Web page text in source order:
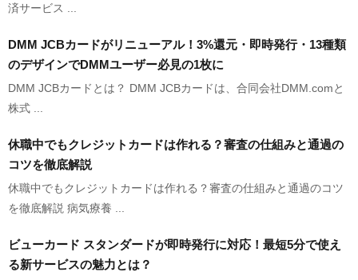
済サービス ...
DMM JCBカードがリニューアル！3%還元・即時発行・13種類
のデザインでDMMユーザー必見の1枚に
DMM JCBカードとは？ DMM JCBカードは、合同会社DMM.comと
株式 ...
休職中でもクレジットカードは作れる？審査の仕組みと通過の
コツを徹底解説
休職中でもクレジットカードは作れる？審査の仕組みと通過のコツ
を徹底解説 病気療養 ...
ビューカード スタンダードが即時発行に対応！最短5分で使え
る新サービスの魅力とは？